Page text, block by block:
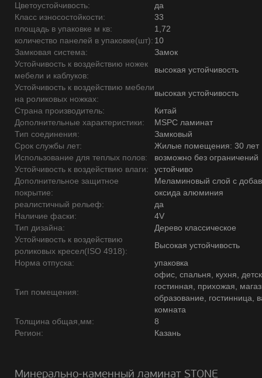
Цветоустойчивость:
да
Класс износостойкости:
33
площадь в упаковке м кв:
1,72
количество панелей в упаковке(шт): 10
Замковая система:
Замок
Устойчивость к воздействию ножек
мебели и каблуков:
высокая устойчивость
Устойчивость к воздействию мебели
на роликовых ножках:
высокая устойчивость
Страна производитель:
Китай
Дополнительные характеристики:
MSPC ламинат
Тип соединения:
Замковый
Срок службы лет:
Жилые помещения: 30 лет
Использование для теплых полов:
возможно без ограничений
Устойчивость к воздействию влаги:
устойчиво
Дополнительное защитное
покрытие:
Меламиновый слой с
оксида алюминия
реалистичный рельеф:
да
Наличие фаски:
4V
Тип дизайна:
Дерево классическое
Устойчивость к воздействию
роликовых кресел(ISO 4918):
Высокая устойчивость
Норма отпуска:
упаковка
Тип помещения:
офис, спальня, кухня,
гостинная, прихожая,
образование, гостинница,
комната
Толщина общая,мм:
8
Регион:
Казань
Минерально-каменный ламинат STONE